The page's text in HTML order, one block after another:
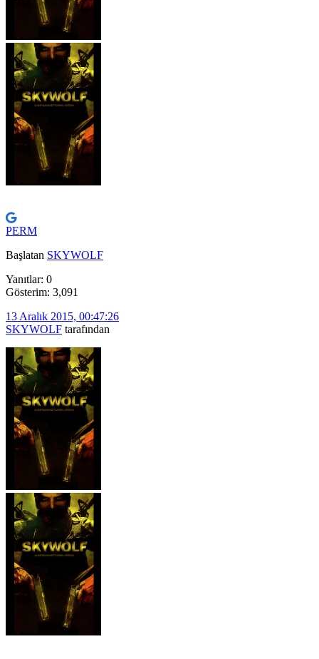
PERM
Başlatan SKYWOLF
Yanıtlar: 0
Gösterim: 3,091
13 Aralık 2015, 00:47:26
SKYWOLF tarafından